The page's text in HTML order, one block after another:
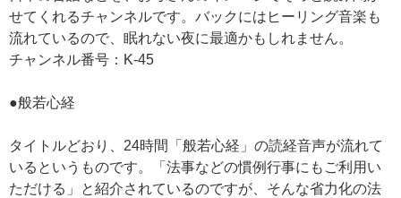
せてくれるチャンネルです。バックにはヒーリング音楽も
流れているので、眠れない夜に最適かもしれません。
チャンネル番号：K-45
●般若心経
タイトルどおり、24時間「般若心経」の読経音声が流れて
いるというものです。「法事などの慣例行事にもご利用い
ただける」と紹介されているのですが、そんな省力化の法